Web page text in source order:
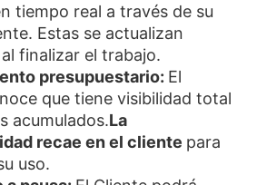
tiempo real a través de su
Estas se actualizan
finalizar el trabajo.
presupuestario: El
que tiene visibilidad total
acumulados.La
recae en el cliente para
uso.